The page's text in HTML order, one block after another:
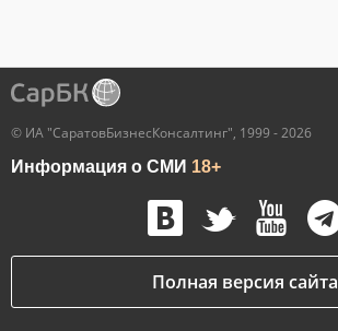
© ИА "СаратовБизнесКонсалтинг", 1999 - 2026
Информация о СМИ 18+
Полная версия сайта